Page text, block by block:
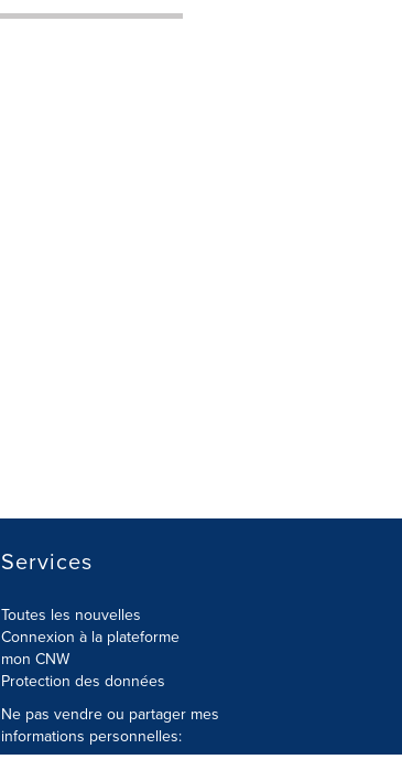
Services
Toutes les nouvelles
Connexion à la plateforme
mon CNW
Protection des données
Ne pas vendre ou partager mes
informations personnelles: